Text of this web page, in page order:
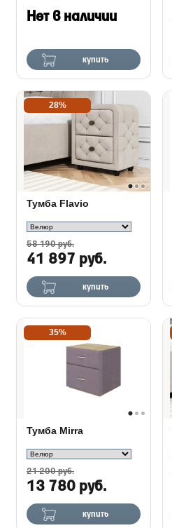
Нет в наличии
купить
28%
Тумба Flavio
58 190 руб.
41 897 руб.
купить
35%
Тумба Mirra
21 200 руб.
13 780 руб.
купить